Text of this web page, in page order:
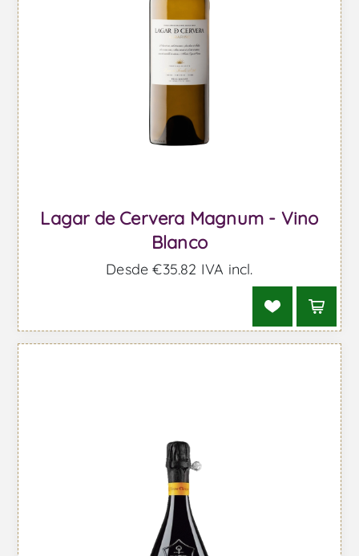
Lagar de Cervera Magnum - Vino
Blanco
Desde €35,82 IVA incl.